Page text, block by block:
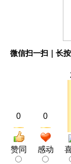
微信扫一扫｜长
0
赞同
0
感动